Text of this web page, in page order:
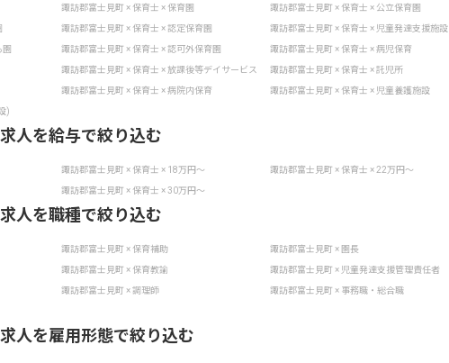
諏訪郡富士見町 × 保育士 × 保育園 諏訪郡富士見町 × 保育士 × 公立保育園
諏訪郡富士見町 × 保育士 × 認定保育園 諏訪郡富士見町 × 保育士 × 児童発達支援施設
園 諏訪郡富士見町 × 保育士 × 認可外保育園 諏訪郡富士見町 × 保育士 × 病児保育
諏訪郡富士見町 × 保育士 × 放課後等デイサービス 諏訪郡富士見町 × 保育士 × 託児所
諏訪郡富士見町 × 保育士 × 病院内保育 諏訪郡富士見町 × 保育士 × 児童養護施設
)
人を給与で絞り込む
諏訪郡富士見町 × 保育士 × 18万円〜 諏訪郡富士見町 × 保育士 × 22万円〜
諏訪郡富士見町 × 保育士 × 30万円〜
人を職種で絞り込む
諏訪郡富士見町 × 保育補助 諏訪郡富士見町 × 園長
諏訪郡富士見町 × 保育教諭 諏訪郡富士見町 × 児童発達支援管理責任者
諏訪郡富士見町 × 調理師 諏訪郡富士見町 × 事務職・総合職
人を雇用形態で絞り込む